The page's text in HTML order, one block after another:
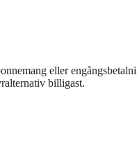
eller
billigast.